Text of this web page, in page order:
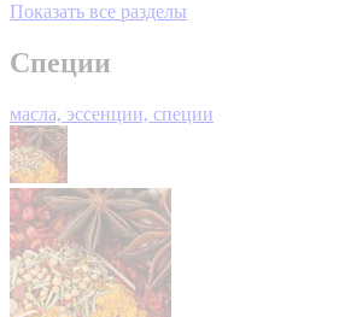
Показать все разделы
Специи
масла, эссенции, специи